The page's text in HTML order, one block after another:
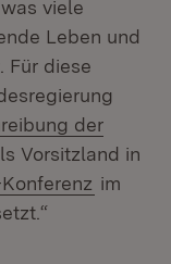
viele
Leben und
Für diese
der
neuem Fenster)
Vorsitzland in
(Öffnet
im